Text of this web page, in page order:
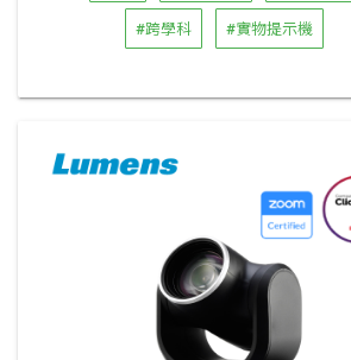
#跨學科 #實物提示機